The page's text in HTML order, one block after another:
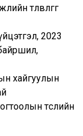
төлөвлөгөөг
2023
хайгуулын
төслийн